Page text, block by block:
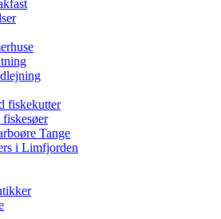
fiskekutter
fiskesøer
Tange
i Limfjorden